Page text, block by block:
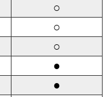
○
○
○
●
●